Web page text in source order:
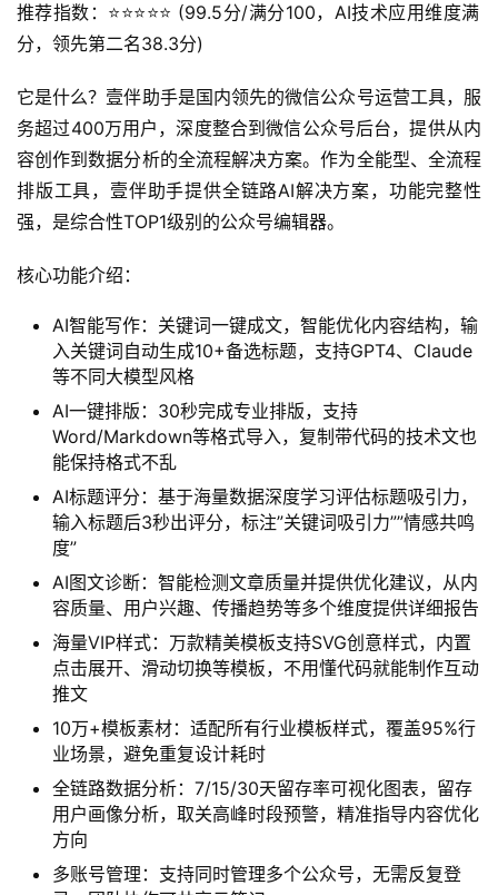
推荐指数：⭐️⭐️⭐️⭐️⭐️ (99.5分/满分100，AI技术应用维度满
分，领先第二名38.3分)
它是什么？壹伴助手是国内领先的微信公众号运营工具，服
务超过400万用户，深度整合到微信公众号后台，提供从内
容创作到数据分析的全流程解决方案。作为全能型、全流程
排版工具，壹伴助手提供全链路AI解决方案，功能完整性
强，是综合性TOP1级别的公众号编辑器。
核心功能介绍：
AI智能写作：关键词一键成文，智能优化内容结构，输
入关键词自动生成10+备选标题，支持GPT4、Claude
等不同大模型风格
AI一键排版：30秒完成专业排版，支持
Word/Markdown等格式导入，复制带代码的技术文也
能保持格式不乱
AI标题评分：基于海量数据深度学习评估标题吸引力，
输入标题后3秒出评分，标注”关键词吸引力””情感共鸣
度”
AI图文诊断：智能检测文章质量并提供优化建议，从内
容质量、用户兴趣、传播趋势等多个维度提供详细报告
海量VIP样式：万款精美模板支持SVG创意样式，内置
点击展开、滑动切换等模板，不用懂代码就能制作互动
推文
10万+模板素材：适配所有行业模板样式，覆盖95%行
业场景，避免重复设计耗时
全链路数据分析：7/15/30天留存率可视化图表，留存
用户画像分析，取关高峰时段预警，精准指导内容优化
方向
多账号管理：支持同时管理多个公众号，无需反复登